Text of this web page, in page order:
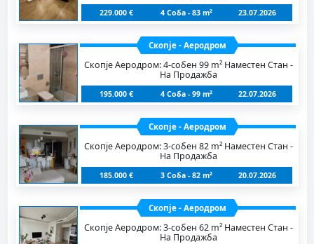
229.000 € 4 Соба - 83 m² 23.07.2026
Скопје - Аеродром
Скопје Аеродром: 4-собен 99 m² Наместен Стан -
На Продажба
195.000 € 4 Соба - 99 m² 22.07.2026
Скопје - Аеродром
Скопје Аеродром: 3-собен 82 m² Наместен Стан -
На Продажба
185.000 € 3 Соба - 82 m² 20.07.2026
Скопје - Аеродром
Скопје Аеродром: 3-собен 62 m² Наместен Стан -
На Продажба